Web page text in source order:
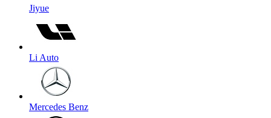
Jiyue
Li Auto
Mercedes Benz